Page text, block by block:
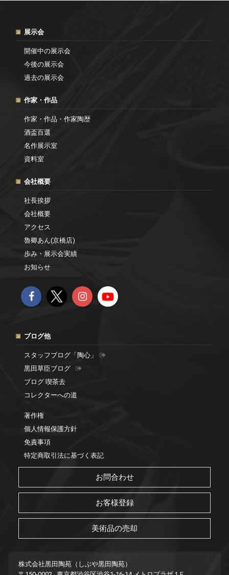
展示会
開催中の展示会
今後の展示会
過去の展示会
作家・作品
作家・作品・作家陶歴
酒盃百選
名作展示室
資料室
会社概要
社長挨拶
会社概要
アクセス
魯卿あん(京橋店)
歩み・展示会実績
お知らせ
ブログ他
スタッフブログ「陶心」
黒田草臣ブログ
ブログ 喫茶去
コレクターへの道
著作権
個人情報保護方針
免責事項
特定商取引法に基づく表記
お問合わせ
お客様登録
美術品の売却
株式会社黒田陶苑（しぶや黒田陶苑）